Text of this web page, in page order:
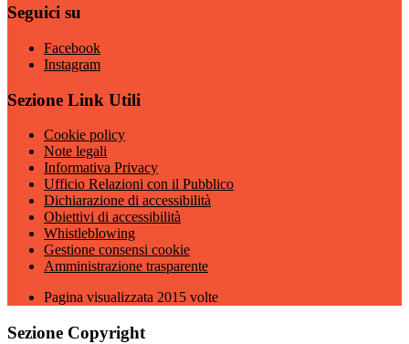
Seguici su
Facebook
Instagram
Sezione Link Utili
Cookie policy
Note legali
Informativa Privacy
Ufficio Relazioni con il Pubblico
Dichiarazione di accessibilità
Obiettivi di accessibilità
Whistleblowing
Gestione consensi cookie
Amministrazione trasparente
Pagina visualizzata 2015 volte
Sezione Copyright